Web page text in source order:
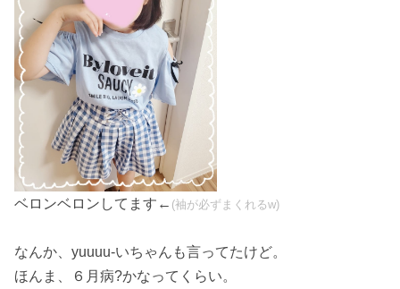
ベロンベロンしてます← (袖が必ずまくれるw)
なんか、yuuuu-いちゃんも言ってたけど。
ほんま、６月病?かなってくらい。